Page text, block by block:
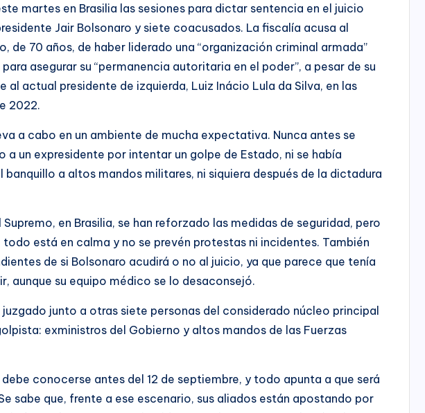
martes en Brasilia las sesiones para dictar sentencia en el juicio
Jair Bolsonaro y siete coacusados. La fiscalía acusa al
de 70 años, de haber liderado una “organización criminal armada”
asegurar su “permanencia autoritaria en el poder”, a pesar de su
al actual presidente de izquierda, Luiz Inácio Lula da Silva, en las
2022.
a cabo en un ambiente de mucha expectativa. Nunca antes se
a un expresidente por intentar un golpe de Estado, ni se había
banquillo a altos mandos militares, ni siquiera después de la dictadura
Supremo, en Brasilia, se han reforzado las medidas de seguridad, pero
está en calma y no se prevén protestas ni incidentes. También
de si Bolsonaro acudirá o no al juicio, ya que parece que tenía
aunque su equipo médico se lo desaconsejó.
juzgado junto a otras siete personas del considerado núcleo principal
exministros del Gobierno y altos mandos de las Fuerzas
conocerse antes del 12 de septiembre, y todo apunta a que será
sabe que, frente a ese escenario, sus aliados están apostando por